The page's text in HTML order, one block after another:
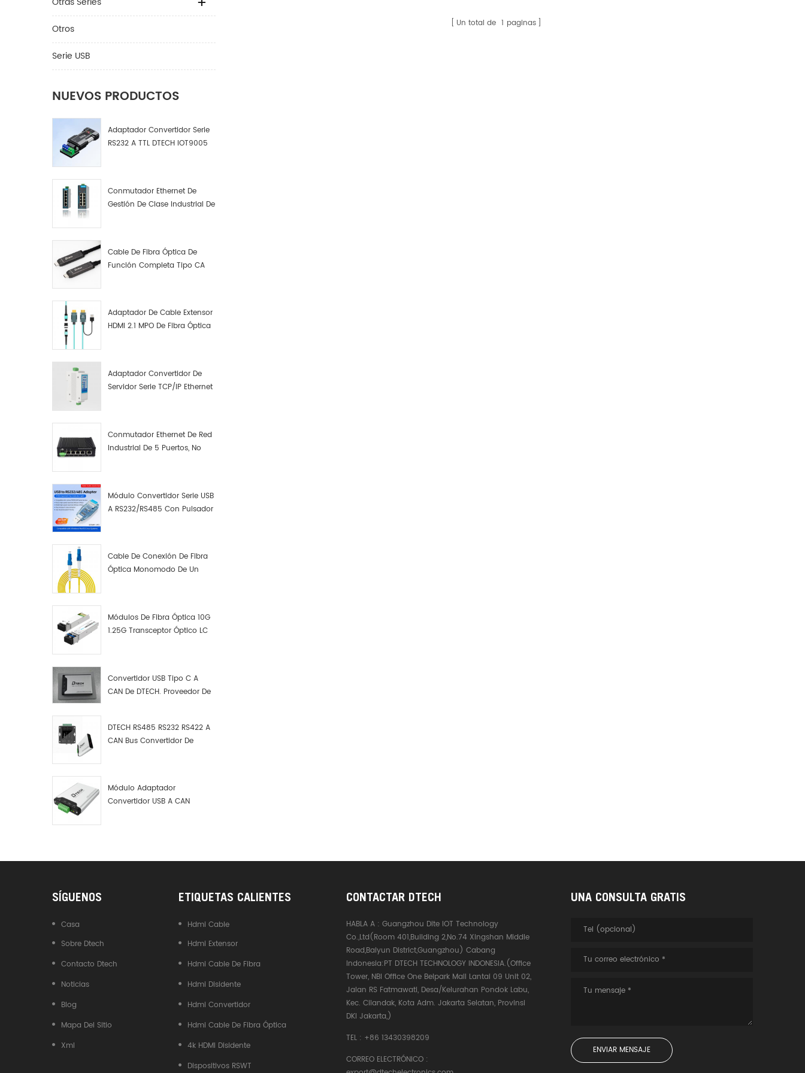
Otros
Serie USB
NUEVOS PRODUCTOS
Adaptador Convertidor Serie
RS232 A TTL DTECH IOT9005
Conmutador Ethernet De
Gestión De Clase Industrial De
Cable De Fibra Óptica De
Función Completa Tipo CA
Adaptador De Cable Extensor
HDMI 2.1 MPO De Fibra Óptica
Adaptador Convertidor De
Servidor Serie TCP/IP Ethernet
Conmutador Ethernet De Red
Industrial De 5 Puertos, No
Módulo Convertidor Serie USB
A RS232/RS485 Con Pulsador
Cable De Conexión De Fibra
Óptica Monomodo De Un
Módulos De Fibra Óptica 10G
1.25G Transceptor Óptico LC
Convertidor USB Tipo C A
CAN De DTECH. Proveedor De
DTECH RS485 RS232 RS422 A
CAN Bus Convertidor De
Módulo Adaptador
Convertidor USB A CAN
Un total de 1 paginas
SÍGUENOS
Casa
Sobre Dtech
Contacto Dtech
Noticias
Blog
Mapa Del Sitio
Xml
ETIQUETAS CALIENTES
Hdmi Cable
Hdmi Extensor
Hdmi Cable De Fibra
Hdmi Disidente
Hdmi Convertidor
Hdmi Cable De Fibra Óptica
4k HDMI Disidente
Dispositivos RSWT
CONTACTAR DTECH
HABLA A :Guangzhou Dite IOT Technology
Co.,Ltd(Room 401,Building 2,No.74 Xingshan Middle
Road,Baiyun District,Guangzhou) Cabang
Indonesia:PT DTECH TECHNOLOGY INDONESIA.(Office
Tower, NBI Office One Belpark Mall Lantai 09 Unit 02,
Jalan RS Fatmawati, Desa/Kelurahan Pondok Labu,
Kec. Cilandak, Kota Adm. Jakarta Selatan, Provinsi
DKI Jakarta,)
TEL : +86 13430398209
CORREO ELECTRÓNICO :
UNA CONSULTA GRATIS